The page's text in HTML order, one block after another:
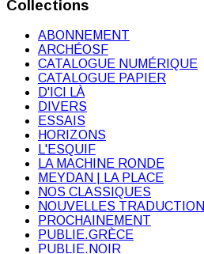
Collections
ABONNEMENT
ARCHÉOSF
CATALOGUE NUMÉRIQUE
CATALOGUE PAPIER
D'ICI LÀ
DIVERS
ESSAIS
HORIZONS
L'ESQUIF
LA MACHINE RONDE
MEYDAN | LA PLACE
NOS CLASSIQUES
NOUVELLES
PROCHAINEMENT
PUBLIE.GRÈCE
PUBLIE.NOIR